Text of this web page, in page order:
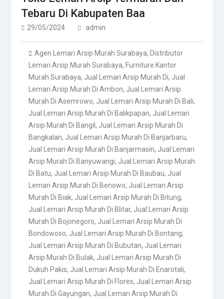
Tebaru Di Kabupaten Baa
29/05/2024 admin
Agen Lemari Arsip Murah Surabaya, Distributor
Lemari Arsip Murah Surabaya, Furniture Kantor
Murah Surabaya, Jual Lemari Arsip Murah Di, Jual
Lemari Arsip Murah Di Ambon, Jual Lemari Arsip
Murah Di Asemrowo, Jual Lemari Arsip Murah Di Bali,
Jual Lemari Arsip Murah Di Balikpapan, Jual Lemari
Arsip Murah Di Bangil , Jual Lemari Arsip Murah Di
Bangkalan, Jual Lemari Arsip Murah Di Banjarbaru,
Jual Lemari Arsip Murah Di Banjarmasin, Jual Lemari
Arsip Murah Di Banyuwangi, Jual Lemari Arsip Murah
Di Batu, Jual Lemari Arsip Murah Di Baubau, Jual
Lemari Arsip Murah Di Benowo, Jual Lemari Arsip
Murah Di Biak, Jual Lemari Arsip Murah Di Bitung,
Jual Lemari Arsip Murah Di Blitar, Jual Lemari Arsip
Murah Di Bojonegoro, Jual Lemari Arsip Murah Di
Bondowoso, Jual Lemari Arsip Murah Di Bontang,
Jual Lemari Arsip Murah Di Bubutan, Jual Lemari
Arsip Murah Di Bulak, Jual Lemari Arsip Murah Di
Dukuh Pakis, Jual Lemari Arsip Murah Di Enarotali,
Jual Lemari Arsip Murah Di Flores, Jual Lemari Arsip
Murah Di Gayungan, Jual Lemari Arsip Murah Di